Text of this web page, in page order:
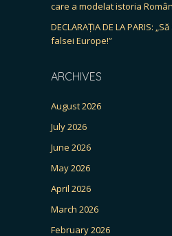
care a modelat istoria
DECLARAȚIA DE LA PARIS:
falsei Europe!”
ARCHIVES
August 2026
July 2026
June 2026
May 2026
April 2026
March 2026
February 2026